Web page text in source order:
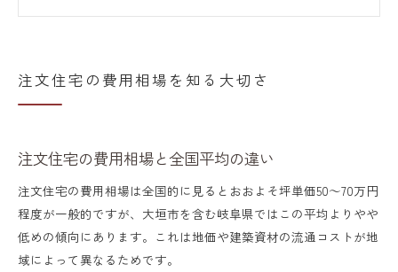
注文住宅の坪単価はどのように決まるのか
大垣市で叶える理想の注文住宅計画
理想の住まいを実現するための準備ポイン
ト
注文住宅の資金計画とライフスタイルの関
係
注文住宅の費用相場を知る大切さ
注文住宅の費用相場と全国平均の違い
注文住宅の費用相場は全国的に見るとおおよそ坪単価50～70万円
程度が一般的ですが、大垣市を含む岐阜県ではこの平均よりやや
低めの傾向にあります。これは地価や建築資材の流通コストが地
域によって異なるためです。